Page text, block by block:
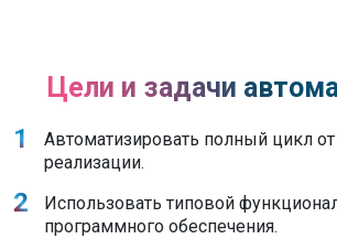
Цели и задачи
Автоматизировать полный цикл
реализации.
Использовать типовой
программного обеспечения.